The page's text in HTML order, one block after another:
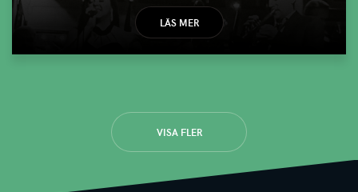
LÄS MER
VISA FLER